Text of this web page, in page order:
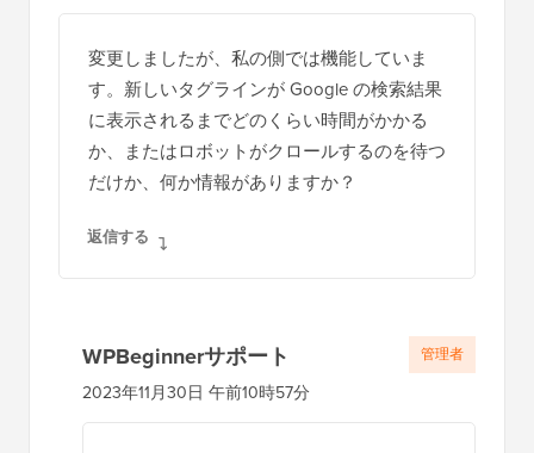
変更しましたが、私の側では機能していま
す。新しいタグラインが Google の検索結果
に表示されるまでどのくらい時間がかかる
か、またはロボットがクロールするのを待つ
だけか、何か情報がありますか？
返信する
WPBeginnerサポート
2023年11月30日 午前10時57分
管理者